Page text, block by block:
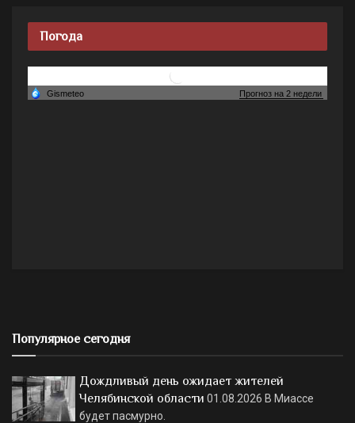
Погода
Популярное сегодня
Дождливый день ожидает жителей
Челябинской области 01.08.2026 В Миассе
будет пасмурно.